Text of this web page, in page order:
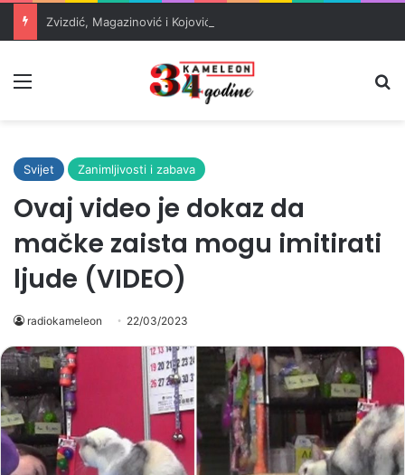
Svijet Zanimljivosti i zabava
Ovaj video je dokaz da
mačke zaista mogu imitirati
ljude (VIDEO)
radiokameleon 22/03/2023